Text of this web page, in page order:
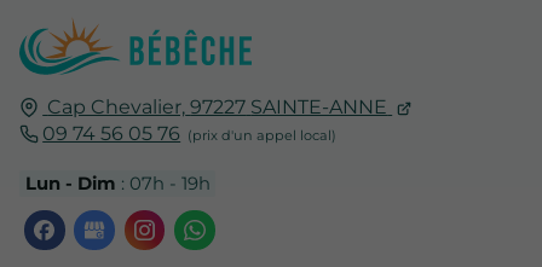
Cap Chevalier, 97227 SAINTE-ANNE
09 74 56 05 76
Lun - Dim : 07h - 19h